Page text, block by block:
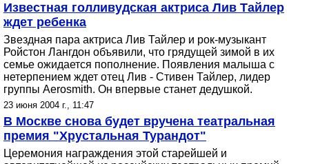
Известная голливудская актриса Лив Тайлер
ждет ребенка
Звездная пара актриса Лив Тайлер и рок-музыкант
Ройстон Лангдон объявили, что грядущей зимой в их
семье ожидается пополнение. Появления малыша с
нетерпением ждет отец Лив - Стивен Тайлер, лидер
группы Aerosmith. Он впервые станет дедушкой.
23 июня 2004 г., 11:47
В Москве снова будет вручена театральная
премия "Хрустальная Турандот"
Церемония награждения этой старейшей и